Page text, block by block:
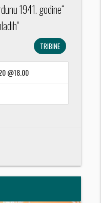
1941. godine“
TRIBINE
@18.00